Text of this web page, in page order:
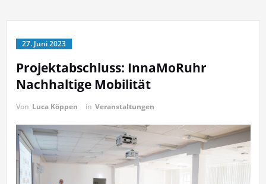
27. Juni 2023
Projektabschluss: InnaMoRuhr
Nachhaltige Mobilität
Von Luca Köppen in Veranstaltungen